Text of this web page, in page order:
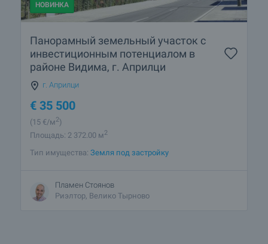
НОВИНКА
Панорамный земельный участок с
инвестиционным потенциалом в
районе Видима, г. Априлци
г. Априлци
€ 35 500
(15 €/м2)
Площадь: 2 372.00 м2
Тип имущества: Земля под застройку
Пламен Стоянов
Риэлтор, Велико Тырново